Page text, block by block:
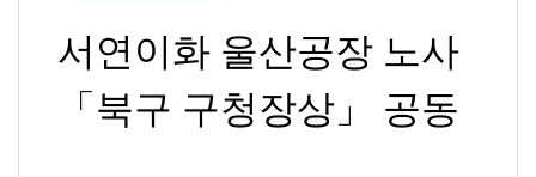
서연이화 울산공장 노사
「북구 구청장상」 공동